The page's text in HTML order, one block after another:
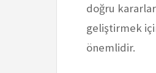
doğru
geliştirmek
önemlidir.